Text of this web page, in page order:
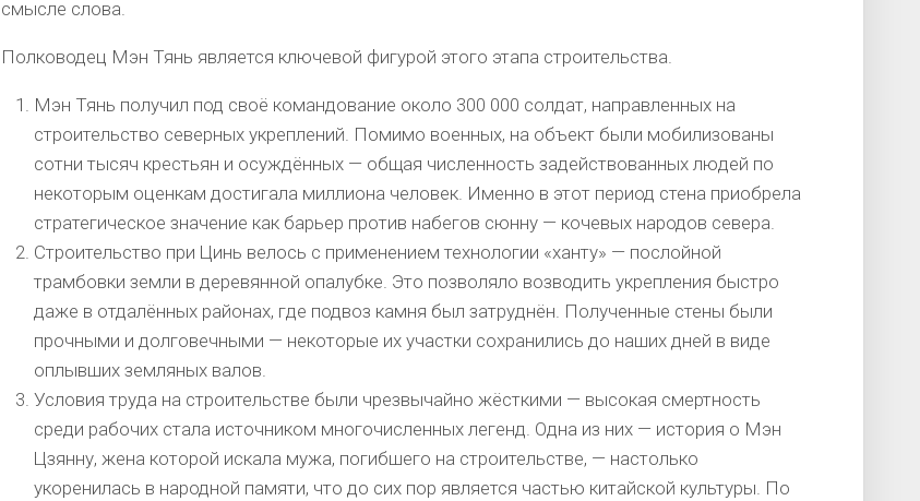
смысле слова.
Полководец Мэн Тянь является ключевой фигурой этого этапа строительства.
Мэн Тянь получил под своё командование около 300 000 солдат, направленных на
строительство северных укреплений. Помимо военных, на объект были мобилизованы
сотни тысяч крестьян и осуждённых — общая численность задействованных людей по
некоторым оценкам достигала миллиона человек. Именно в этот период стена приобрела
стратегическое значение как барьер против набегов сюнну — кочевых народов севера.
Строительство при Цинь велось с применением технологии «ханту» — послойной
трамбовки земли в деревянной опалубке. Это позволяло возводить укрепления быстро
даже в отдалённых районах, где подвоз камня был затруднён. Полученные стены были
прочными и долговечными — некоторые их участки сохранились до наших дней в виде
оплывших земляных валов.
Условия труда на строительстве были чрезвычайно жёсткими — высокая смертность
среди рабочих стала источником многочисленных легенд. Одна из них — история о Мэн
Цзянну, жена которой искала мужа, погибшего на строительстве, — настолько
укоренилась в народной памяти, что до сих пор является частью китайской культуры. По